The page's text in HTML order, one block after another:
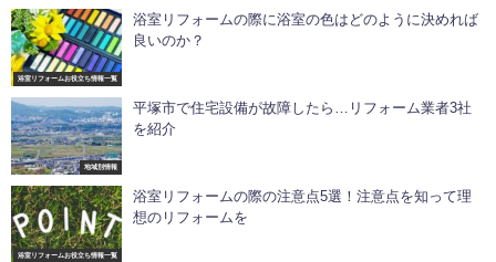
浴室リフォームお役立ち情報一覧
浴室リフォームの際に浴室の色はどのように決めれば
良いのか？
地域別情報
平塚市で住宅設備が故障したら…リフォーム業者3社
を紹介
浴室リフォームお役立ち情報一覧
浴室リフォームの際の注意点5選！注意点を知って理
想のリフォームを